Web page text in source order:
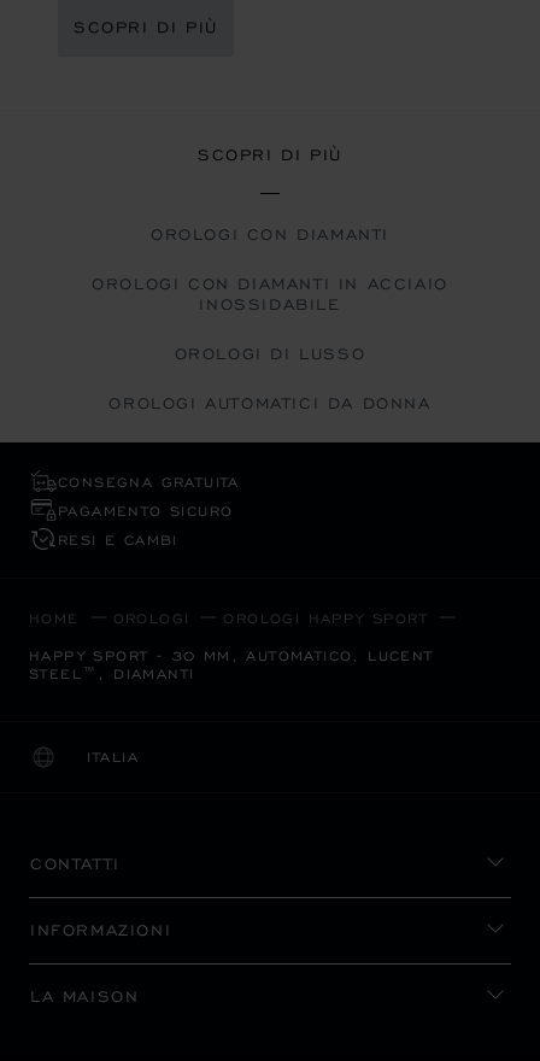
SCOPRI DI PIÙ
SCOPRI DI PIÙ
OROLOGI CON DIAMANTI
OROLOGI CON DIAMANTI IN ACCIAIO
INOSSIDABILE
OROLOGI DI LUSSO
OROLOGI AUTOMATICI DA DONNA
CONSEGNA GRATUITA
PAGAMENTO SICURO
RESI E CAMBI
HOME OROLOGI OROLOGI HAPPY SPORT
HAPPY SPORT - 30 MM, AUTOMATICO, LUCENT
STEEL™, DIAMANTI
ITALIA
LOCALIZZAZIONE (CAMBIA PAESE)
CAMBIA PAESE
CONTATTI
INFORMAZIONI
LA MAISON